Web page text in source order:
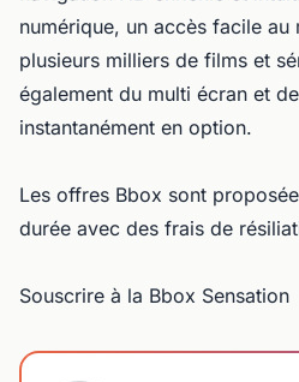
numérique, un accès facile au
plusieurs milliers de films et
également du multi écran et
instantanément en option.
Les offres Bbox sont
durée avec des frais de
Souscrire à la Bbox Sensation